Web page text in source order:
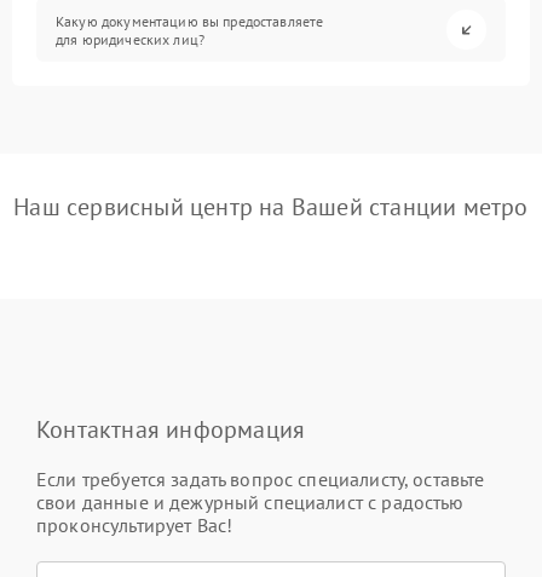
Какую документацию вы предоставляете
для юридических лиц?
Наш сервисный центр на Вашей станции метро
Контактная информация
Если требуется задать вопрос специалисту, оставьте
свои данные и дежурный специалист с радостью
проконсультирует Вас!